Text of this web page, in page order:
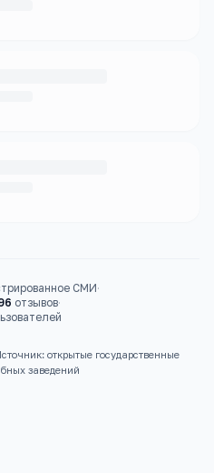
СМИ·
отзывов·
открытые государственные
заведений